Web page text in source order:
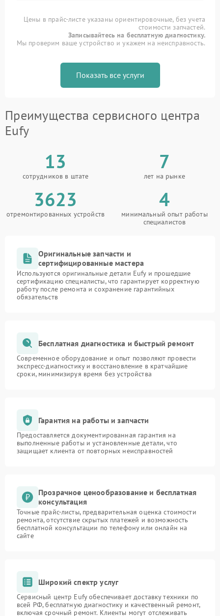
Цены в прайс-листе указаны ориентировочные, без учета
стоимости запчастей.
Записывайтесь на бесплатную диагностику.
Мы проверим ваше устройство и укажем на неисправность.
Показать все услуги
Преимущества сервисного центра
Eufy
13
сотрудников в штате
7
лет на рынке
3623
отремонтированных устройств
4
минимальный опыт работы
специалистов
Оригинальные запчасти и
сертифицированные мастера
Используются оригинальные детали Eufy и прошедшие
сертификацию специалисты, что гарантирует корректную
работу после ремонта и сохранение гарантийных
обязательств
Бесплатная диагностика и быстрый ремонт
Современное оборудование и опыт позволяют провести
экспресс-диагностику и восстановление в кратчайшие
сроки, минимизируя время без устройства
Гарантия на работы и запчасти
Предоставляется документированная гарантия на
выполненные работы и установленные детали, что
защищает клиента от повторных неисправностей
Прозрачное ценообразование и бесплатная
консультация
Точные прайс-листы, предварительная оценка стоимости
ремонта, отсутствие скрытых платежей и возможность
бесплатной консультации по телефону или онлайн на
сайте
Широкий спектр услуг
Сервисный центр Eufy обеспечивает доставку техники по
всей РФ, бесплатную диагностику и качественный ремонт,
включая срочный ремонт. Клиенты могут отслеживать